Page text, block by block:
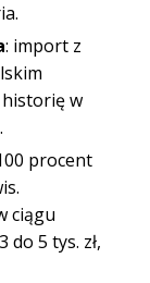
: import z
historię w
procent
ciągu
do 5 tys. zł,